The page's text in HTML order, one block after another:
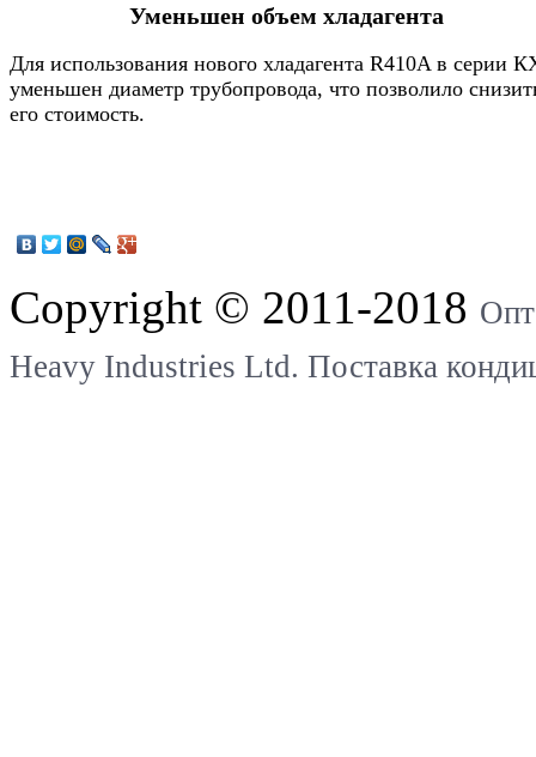
Уменьшен объем хладагента
Для использования нового хладагента R410A в серии
уменьшен диаметр трубопровода, что позволило
его стоимость.
Copyright © 2011-2018
Heavy Industries Ltd. Поставка